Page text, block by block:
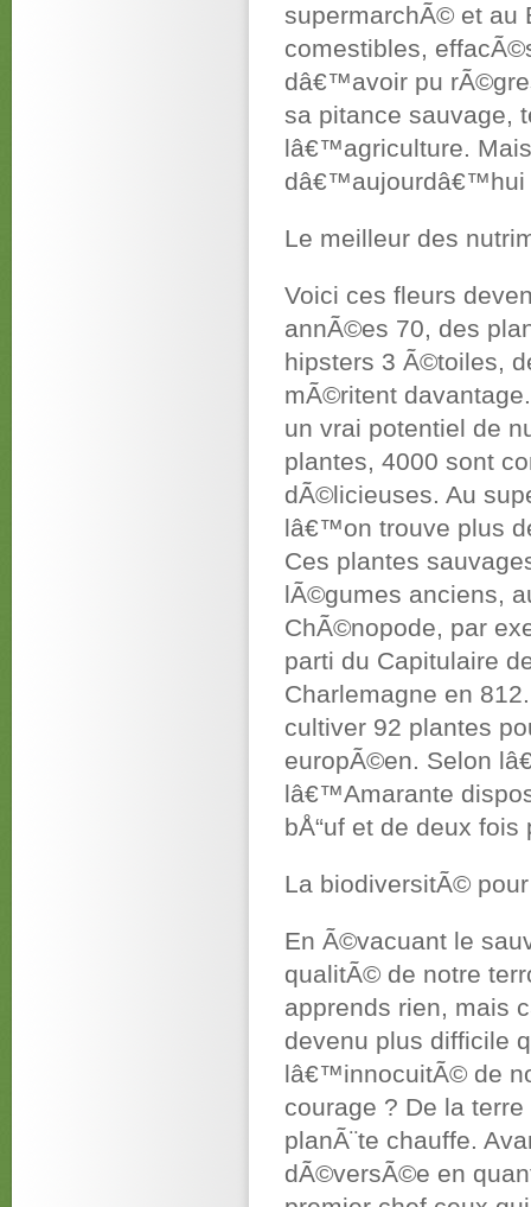
supermarchÃ© et au
comestibles,
dâ€™avoir pu
sa pitance sauvage,
lâ€™agriculture.
dâ€™aujourdâ€™hui
Le meilleur des
Voici ces fleurs
annÃ©es 70, des
hipsters 3 Ã©toiles,
mÃ©ritent
un vrai potentiel de
plantes, 4000 sont
dÃ©licieuses. Au
lâ€™on trouve plus
Ces plantes
lÃ©gumes anciens,
ChÃ©nopode, par
parti du Capitulaire
Charlemagne en
cultiver 92 plantes
europÃ©en. Selon
lâ€™Amarante
bÅ“uf et de deux
La biodiversitÃ©
En Ã©vacuant le
qualitÃ© de notre
apprends rien, mais
devenu plus difficile
lâ€™innocuitÃ© de
courage ? De la
planÃ¨te chauffe.
dÃ©versÃ©e en